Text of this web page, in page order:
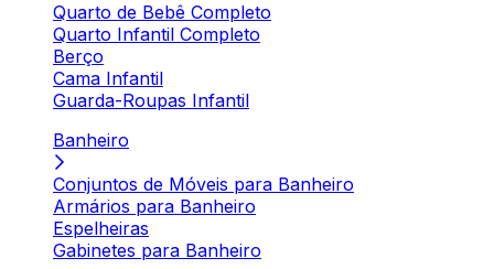
Quarto de Bebê Completo
Quarto Infantil Completo
Berço
Cama Infantil
Guarda-Roupas Infantil
Banheiro
Conjuntos de Móveis para Banheiro
Armários para Banheiro
Espelheiras
Gabinetes para Banheiro